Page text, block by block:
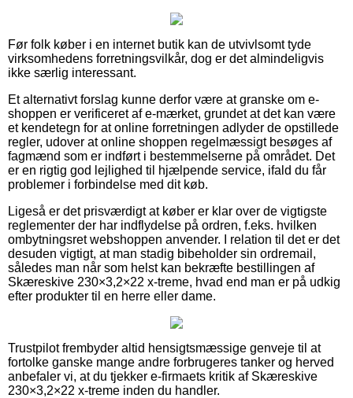
Før folk køber i en internet butik kan de utvivlsomt tyde
virksomhedens forretningsvilkår, dog er det almindeligvis
ikke særlig interessant.
Et alternativt forslag kunne derfor være at granske om e-
shoppen er verificeret af e-mærket, grundet at det kan være
et kendetegn for at online forretningen adlyder de opstillede
regler, udover at online shoppen regelmæssigt besøges af
fagmænd som er indført i bestemmelserne på området. Det
er en rigtig god lejlighed til hjælpende service, ifald du får
problemer i forbindelse med dit køb.
Ligeså er det prisværdigt at køber er klar over de vigtigste
reglementer der har indflydelse på ordren, f.eks. hvilken
ombytningsret webshoppen anvender. I relation til det er det
desuden vigtigt, at man stadig bibeholder sin ordremail,
således man når som helst kan bekræfte bestillingen af
Skæreskive 230×3,2×22 x-treme, hvad end man er på udkig
efter produkter til en herre eller dame.
Trustpilot frembyder altid hensigtsmæssige genveje til at
fortolke ganske mange andre forbrugeres tanker og herved
anbefaler vi, at du tjekker e-firmaets kritik af Skæreskive
230×3,2×22 x-treme inden du handler.